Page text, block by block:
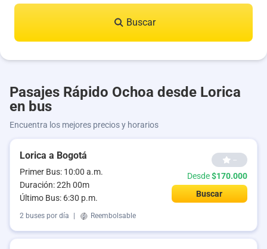
Buscar
Pasajes Rápido Ochoa desde Lorica
en bus
Encuentra los mejores precios y horarios
Lorica a Bogotá
Primer Bus: 10:00 a.m.
Duración: 22h 00m
Último Bus: 6:30 p.m.
--
Desde$170.000
Buscar
2 buses por día Reembolsable